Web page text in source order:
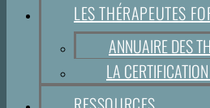
LES THÉRAPEUTES
ANNUAIRE DES
LA